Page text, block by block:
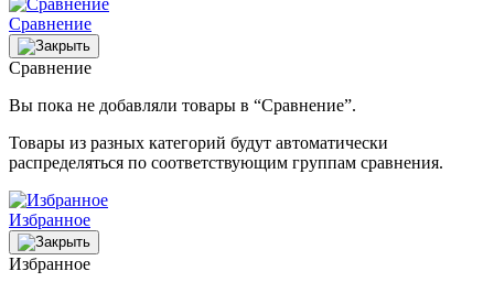
Сравнение
Сравнение
Вы пока не добавляли товары в “Сравнение”.
Товары из разных категорий будут автоматически
распределяться по соответствующим группам сравнения.
Избранное
Избранное